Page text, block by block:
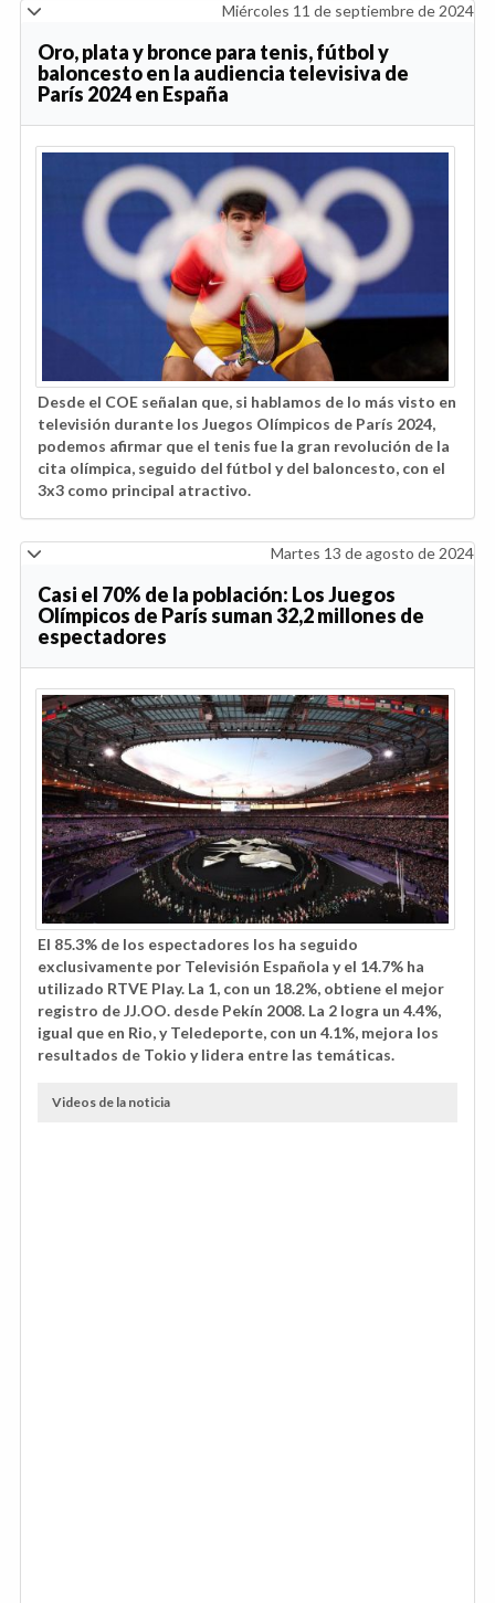
Miércoles 11 de septiembre de 2024
Oro, plata y bronce para tenis, fútbol y
baloncesto en la audiencia televisiva de
París 2024 en España
Desde el COE señalan que, si hablamos de lo más visto en
televisión durante los Juegos Olímpicos de París 2024,
podemos afirmar que el tenis fue la gran revolución de la
cita olímpica, seguido del fútbol y del baloncesto, con el
3x3 como principal atractivo.
Martes 13 de agosto de 2024
Casi el 70% de la población: Los Juegos
Olímpicos de París suman 32,2 millones de
espectadores
El 85.3% de los espectadores los ha seguido
exclusivamente por Televisión Española y el 14.7% ha
utilizado RTVE Play. La 1, con un 18.2%, obtiene el mejor
registro de JJ.OO. desde Pekín 2008. La 2 logra un 4.4%,
igual que en Rio, y Teledeporte, con un 4.1%, mejora los
resultados de Tokio y lidera entre las temáticas.
Videos de la noticia